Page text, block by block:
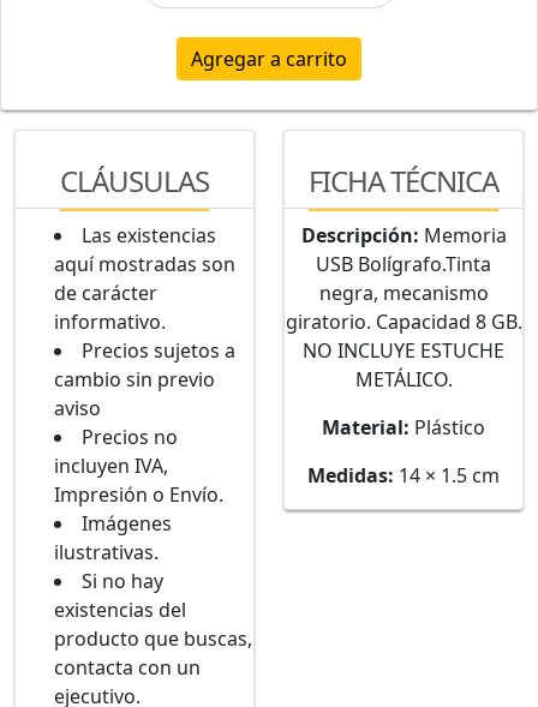
Agregar a carrito
CLÁUSULAS
Las existencias
aquí mostradas son
de carácter
informativo.
Precios sujetos a
cambio sin previo
aviso
Precios no
incluyen IVA,
Impresión o Envío.
Imágenes
ilustrativas.
Si no hay
existencias del
producto que buscas,
contacta con un
ejecutivo.
FICHA TÉCNICA
Descripción: Memoria
USB Bolígrafo.Tinta
negra, mecanismo
giratorio. Capacidad 8 GB.
NO INCLUYE ESTUCHE
METÁLICO.
Material: Plástico
Medidas: 14 × 1.5 cm